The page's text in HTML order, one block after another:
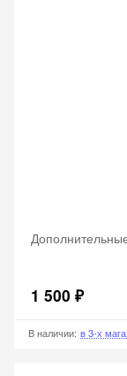
1 500 ₽
В наличии: в 3-х